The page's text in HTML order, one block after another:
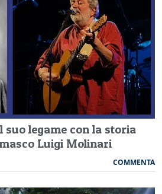
suo legame con la storia
Luigi Molinari
COMMENTA